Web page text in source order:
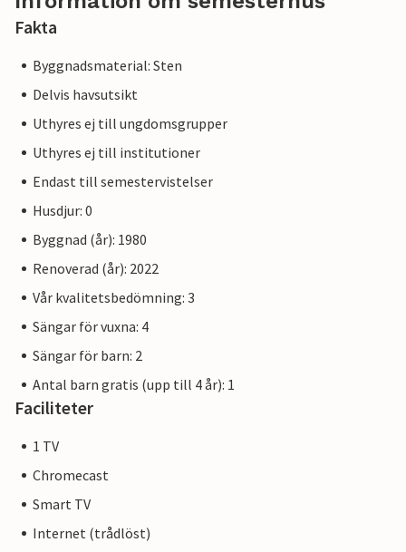
Fakta
Byggnadsmaterial: Sten
Delvis havsutsikt
Uthyres ej till ungdomsgrupper
Uthyres ej till institutioner
Endast till semestervistelser
Husdjur: 0
Byggnad (år): 1980
Renoverad (år): 2022
Vår kvalitetsbedömning: 3
Sängar för vuxna: 4
Sängar för barn: 2
Antal barn gratis (upp till 4 år): 1
Faciliteter
1 TV
Chromecast
Smart TV
Internet (trådlöst)